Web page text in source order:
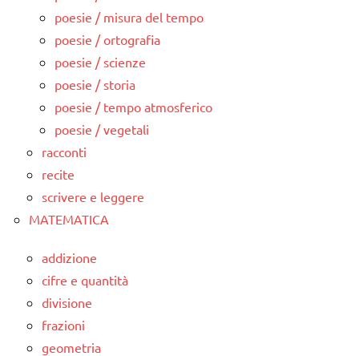
poesie / misura del tempo
poesie / ortografia
poesie / scienze
poesie / storia
poesie / tempo atmosferico
poesie / vegetali
racconti
recite
scrivere e leggere
MATEMATICA
addizione
cifre e quantità
divisione
frazioni
geometria